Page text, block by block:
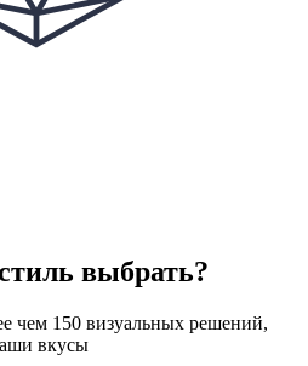
выбрать?
чем 150 визуальных решений,
вкусы